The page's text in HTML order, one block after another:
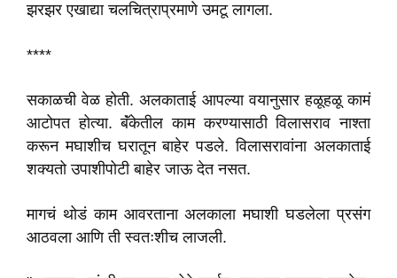
झरझर एखाद्या चलचित्राप्रमाणे उमटू लागला.
****
सकाळची वेळ होती. अलकाताई आपल्या वयानुसार हळूहळू कामं
आटोपत होत्या. बॅंकेतील काम करण्यासाठी विलासराव नाश्ता
करून मघाशीच घरातून बाहेर पडले. विलासरावांना अलकाताई
शक्यतो उपाशीपोटी बाहेर जाऊ देत नसत.
मागचं थोडं काम आवरताना अलकाला मघाशी घडलेला प्रसंग
आठवला आणि ती स्वतःशीच लाजली.